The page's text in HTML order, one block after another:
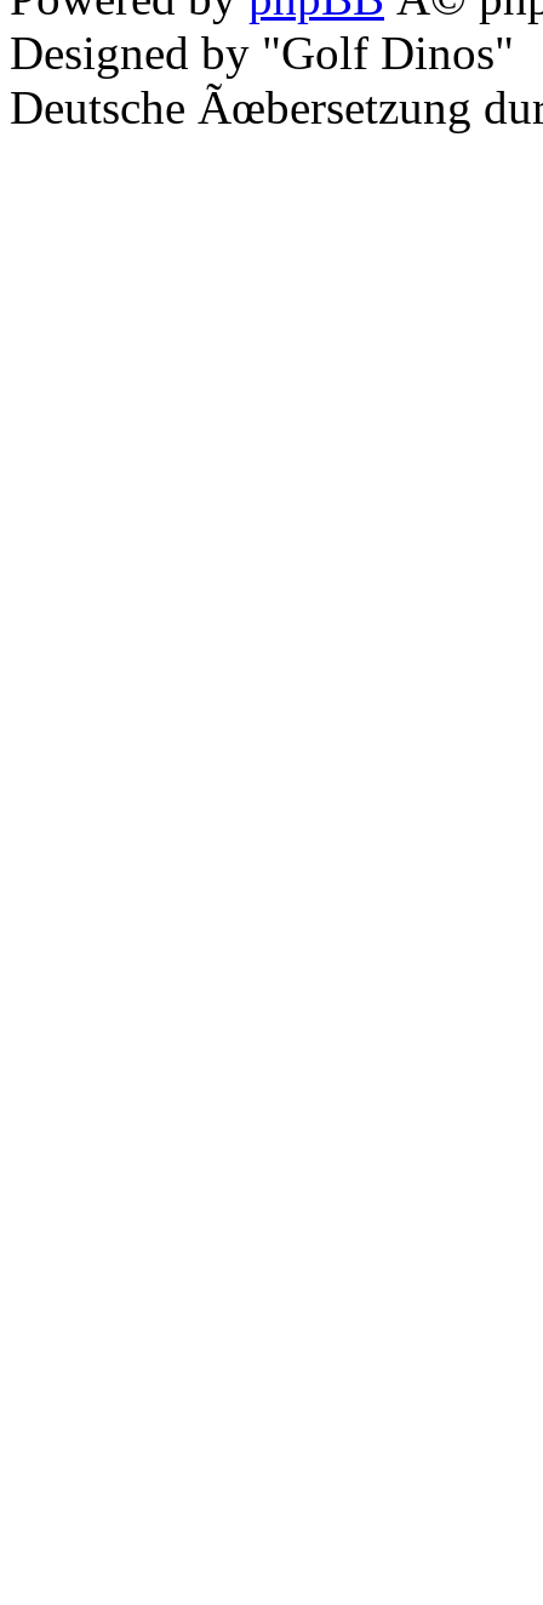
Designed by "Golf Dinos"
Deutsche Ãœbersetzung